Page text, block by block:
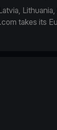
Lithuania,
takes its